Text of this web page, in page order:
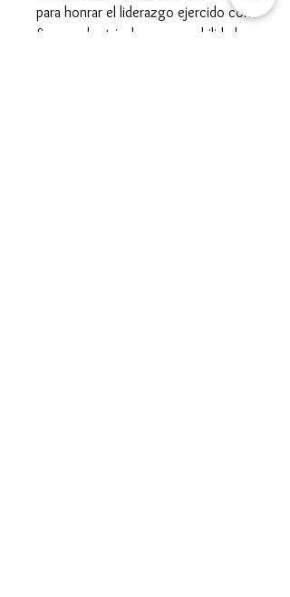
para honrar el liderazgo ejercido con
firmeza doctrinal y responsabilidad